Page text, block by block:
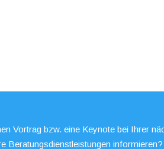
Vortrag bzw. eine Keynote bei Ihrer
Beratungsdienstleistungen